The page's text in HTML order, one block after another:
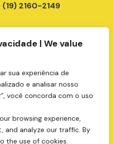
| We value
sua experiência de
e analisar nosso
você concorda com o uso
browsing experience,
and analyze our traffic. By
the use of cookies.
(19) 2160-2149
9807
9999
2112